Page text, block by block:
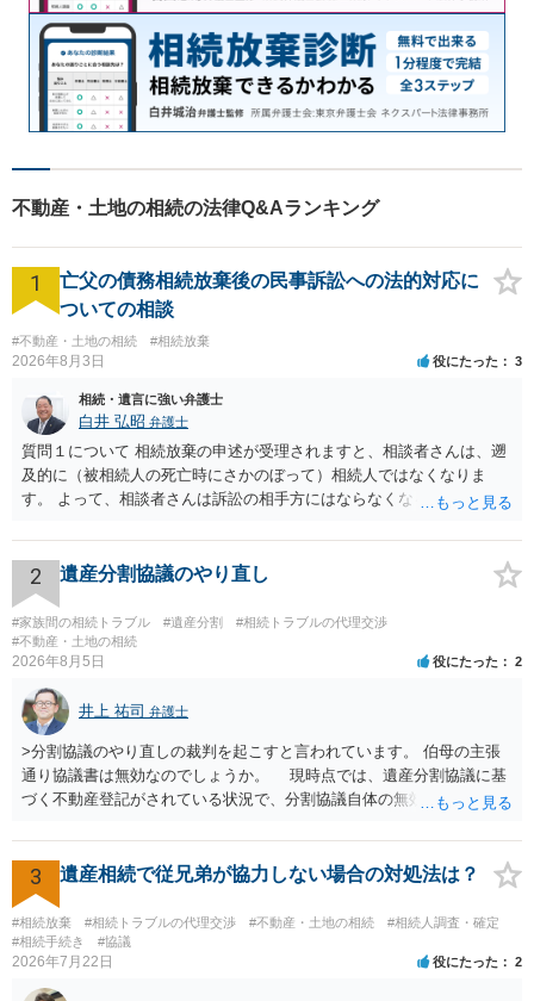
不動産・土地の相続の法律Q&Aランキング
1
亡父の債務相続放棄後の民事訴訟への法的対応に
ついての相談
#不動産・土地の相続 #相続放棄
2026年8月3日 役にたった 3
相続・遺言に強い弁護士
白井 弘昭 弁護士
質問１について 相続放棄の申述が受理されますと、相談者さんは、遡
及的に（被相続人の死亡時にさかのぼって）相続人ではなくなりま
す。 よって、相談者さんは訴訟の相手方にはならなくなるので（明け
理証明を家庭裁判所で取得し、コピーを答弁書に添えて裁判所に提出
してください。 質問２について 請求棄却を求める答弁書を提出すれ
ば、第１回期日は出席する必要がありません。その日は差支え（用事
があり出席できない）との記載で十分です。 質問３について 弁護士で
はないので、ｍｉｎｔｓでの提出の必要は無いと思います。郵送（期
限までに届けばよい）で十分です。 詳細は、書面記載の裁判所書記官
にお問い合わせください。 以上、ご参考まで。
2 遺産分割協議のやり直し
#家族間の相続トラブル #遺産分割
#相続トラブルの代理交渉
#不動産・土地の相続
2026年8月5日 役にたった 2
井上 祐司 弁護士
>分割協議のやり直しの裁判を起こすと言われています。 伯母の主張
通り協議書は無効なのでしょうか。 現時点では、遺産分割協議に基
づく不動産登記がされている状況で、分割協議自体の無効を裁判所が
方の訴訟の主張及び立証次第ですが、 ・御祖母様の認知能力に関する
医師の意見書、筆跡鑑定 が提出されればその効力が否定される可能性
はありますが、 ・伯母様自身が分割協議に加わっていること ・御祖母
様の意に反する遺産分割協議を行う実益が誰にあったかの立証が困難
であること からすると、実際に遺産分割協議の効力が否定される可能
性はそれほど高くない（立証のハードルは非常に高い）ということが
言えると思います。
3 遺産相続で従兄弟が協力しない場合の対処法は？
#相続放棄 #相続トラブルの代理交渉 #不動産・土地の相続
#相続人調査・確定
#相続手続き
#協議
2026年7月22日 役にたった 2